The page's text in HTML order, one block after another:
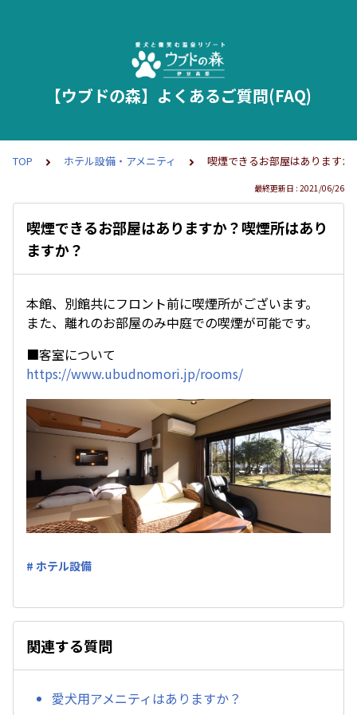
【ウブドの森】よくあるご質問(FAQ)
TOP ホテル設備・アメニティ 喫煙できるお部屋はあります
最終更新日 : 2021/06/26
喫煙できるお部屋はありますか？喫煙所はあり
ますか？
本館、別館共にフロント前に喫煙所がございます。
また、離れのお部屋のみ中庭での喫煙が可能です。
■客室について
https://www.ubudnomori.jp/rooms/
# ホテル設備
関連する質問
愛犬用アメニティはありますか？